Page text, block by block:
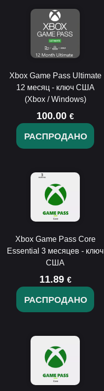
Xbox Game Pass Ultimate
12 месяц - ключ США
(Xbox / Windows)
100.00 €
РАСПРОДАНО
Xbox Game Pass Core
Essential 3 месяцев - ключ
США
11.89 €
РАСПРОДАНО